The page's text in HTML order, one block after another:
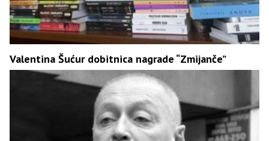
Valentina Šućur dobitnica nagrade “Zmijanče”